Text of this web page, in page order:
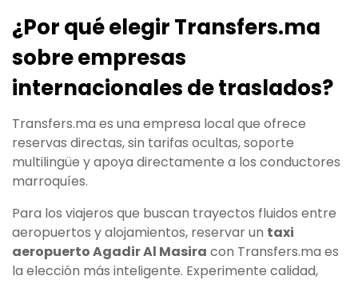
¿Por qué elegir Transfers.ma
sobre empresas
internacionales de traslados?
Transfers.ma es una empresa local que ofrece
reservas directas, sin tarifas ocultas, soporte
multilingüe y apoya directamente a los conductores
marroquíes.
Para los viajeros que buscan trayectos fluidos entre
aeropuertos y alojamientos, reservar un taxi
aeropuerto Agadir Al Masira con Transfers.ma es
la elección más inteligente. Experimente calidad,